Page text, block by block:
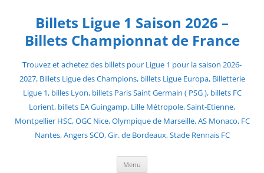
contentBillets Ligue 1 Saison 2026 –
Billets Championnat de France
Trouvez et achetez des billets pour Ligue 1 pour la saison 2026-
2027, Billets Ligue des Champions, billets Ligue Europa, Billetterie
Ligue 1, billes Lyon, billets Paris Saint Germain ( PSG ), billets FC
Lorient, billets EA Guingamp, Lille Métropole, Saint-Etienne,
Montpellier HSC, OGC Nice, Olympique de Marseille, AS Monaco, FC
Nantes, Angers SCO, Gir. de Bordeaux, Stade Rennais FC
Menu